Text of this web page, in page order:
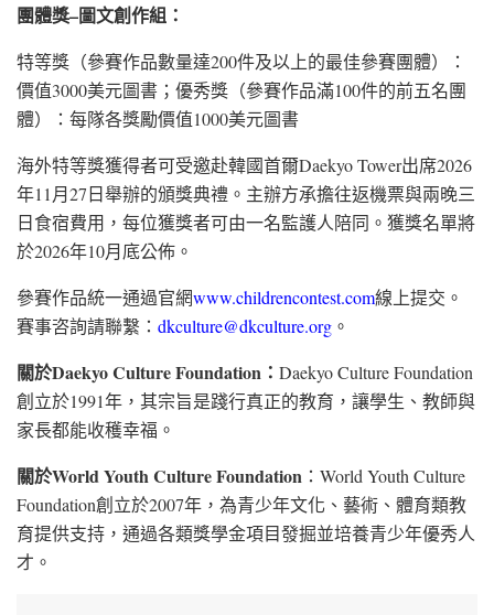
團體獎–圖文創作組：
特等獎（參賽作品數量達200件及以上的最佳參賽團體）：
價值3000美元圖書；優秀獎（參賽作品滿100件的前五名團
體）：每隊各獎勵價值1000美元圖書
海外特等獎獲得者可受邀赴韓國首爾Daekyo Tower出席2026
年11月27日舉辦的頒獎典禮。主辦方承擔往返機票與兩晚三
日食宿費用，每位獲獎者可由一名監護人陪同。獲獎名單將
於2026年10月底公佈。
參賽作品統一通過官網www.childrencontest.com線上提交。
賽事咨詢請聯繫： dkculture@dkculture.org 。
關於Daekyo Culture Foundation： Daekyo Culture Foundation
創立於1991年，其宗旨是踐行真正的教育，讓學生、教師與
家長都能收穫幸福。
關於World Youth Culture Foundation ：World Youth Culture
Foundation創立於2007年，為青少年文化、藝術、體育類教
育提供支持，通過各類獎學金項目發掘並培養青少年優秀人
才。